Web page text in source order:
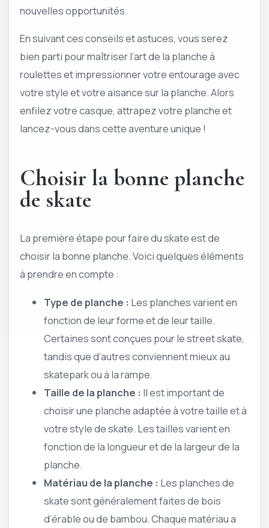
nouvelles opportunités.
En suivant ces conseils et astuces, vous serez
bien parti pour maîtriser l’art de la planche à
roulettes et impressionner votre entourage avec
votre style et votre aisance sur la planche. Alors
enfilez votre casque, attrapez votre planche et
lancez-vous dans cette aventure unique !
Choisir la bonne planche
de skate
La première étape pour faire du skate est de
choisir la bonne planche. Voici quelques éléments
à prendre en compte :
Type de planche : Les planches varient en
fonction de leur forme et de leur taille.
Certaines sont conçues pour le street skate,
tandis que d’autres conviennent mieux au
skatepark ou à la rampe.
Taille de la planche : Il est important de
choisir une planche adaptée à votre taille et à
votre style de skate. Les tailles varient en
fonction de la longueur et de la largeur de la
planche.
Matériau de la planche : Les planches de
skate sont généralement faites de bois
d’érable ou de bambou. Chaque matériau a